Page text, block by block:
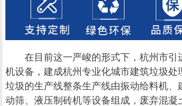
在目前这一严峻的形式下，杭州市引
机设备，建成杭州专业化城市建筑垃圾处
垃圾的生产线整条生产线由振动给料机、
动筛、液压制砖机等设备组成，废弃混凝